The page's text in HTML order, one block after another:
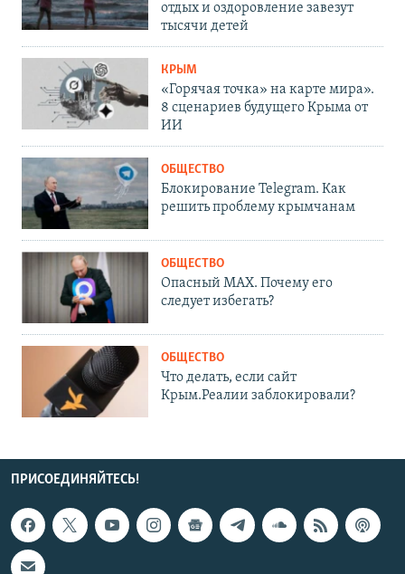
отдых и оздоровление завезут
тысячи детей
КРЫМ
«Горячая точка» на карте мира».
8 сценариев будущего Крыма от
ИИ
ОБЩЕСТВО
Блокирование Telegram. Как
решить проблему крымчанам
ОБЩЕСТВО
Опасный MAX. Почему его
следует избегать?
ОБЩЕСТВО
Что делать, если сайт
Крым.Реалии заблокировали?
ПРИСОЕДИНЯЙТЕСЬ!